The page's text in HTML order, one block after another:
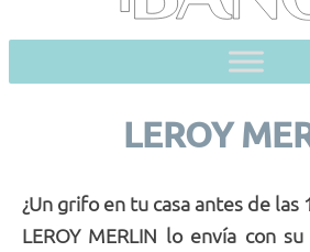
LEROY
¿Un grifo en tu casa antes de las
LEROY MERLIN lo envía con